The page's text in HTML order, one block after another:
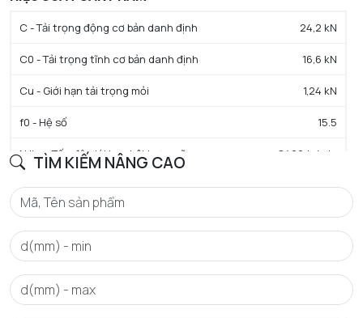
TÌM KIẾM NÂNG CAO
C - Tải trọng động cơ bản danh định 24,2 kN
C0 - Tải trọng tĩnh cơ bản danh định 16,6 kN
Cu - Giới hạn tải trọng mỏi 1,24 kN
f0 - Hệ số 15.5
N lim - Tốc độ giới hạn bôi trơn mỡ 8400 tr/min
Tmin - Nhiệt độ hoạt động tối thiểu -25 °C
Tmax - Nhiệt độ hoạt động tối đa 110 °C
GIỚI HẠN
da min - Đường kính vai tối thiểu IR